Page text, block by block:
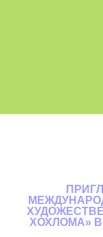
ХОХЛОМА»